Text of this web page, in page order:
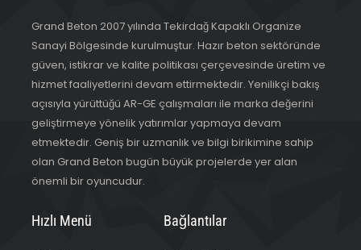
Grand Beton 2007 yılında Tekirdağ Kapaklı Organize
Sanayi Bölgesinde kurulmuştur. Hazır beton sektöründe
güven, istikrar ve kalite politikası çerçevesinde üretim ve
hizmet faaliyetlerini devam ettirmektedir. Yenilikçi bakış
açısıyla yürüttüğü AR-GE çalışmaları ile marka değerini
geliştirmeye yönelik yatırımlar yapmaya devam
etmektedir. Geniş bir uzmanlık ve bilgi birikimine sahip
olan Grand Beton bugün büyük projelerde yer alan
önemli bir oyuncudur.
Hızlı Menü Bağlantılar